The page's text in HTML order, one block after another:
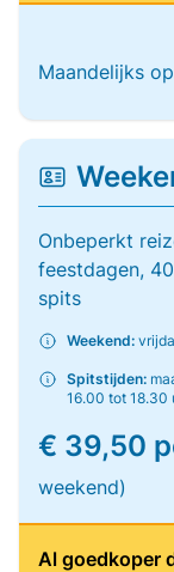
Maandelijks
Onbeperkt
feestdagen,
spits
Weekend:
Spitstijden:
16.00 tot 18.30
€ 39,50
weekend)
Al goedkoper